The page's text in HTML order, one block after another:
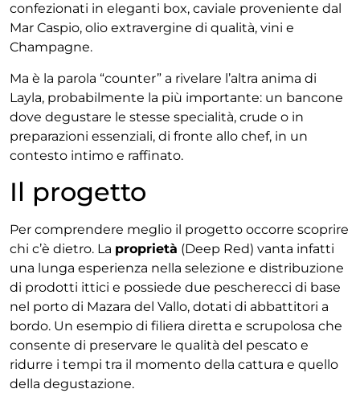
confezionati in eleganti box, caviale proveniente dal
Mar Caspio, olio extravergine di qualità, vini e
Champagne.
Ma è la parola “counter” a rivelare l’altra anima di
Layla, probabilmente la più importante: un bancone
dove degustare le stesse specialità, crude o in
preparazioni essenziali, di fronte allo chef, in un
contesto intimo e raffinato.
Il progetto
Per comprendere meglio il progetto occorre scoprire
chi c’è dietro. La proprietà (Deep Red) vanta infatti
una lunga esperienza nella selezione e distribuzione
di prodotti ittici e possiede due pescherecci di base
nel porto di Mazara del Vallo, dotati di abbattitori a
bordo. Un esempio di filiera diretta e scrupolosa che
consente di preservare le qualità del pescato e
ridurre i tempi tra il momento della cattura e quello
della degustazione.